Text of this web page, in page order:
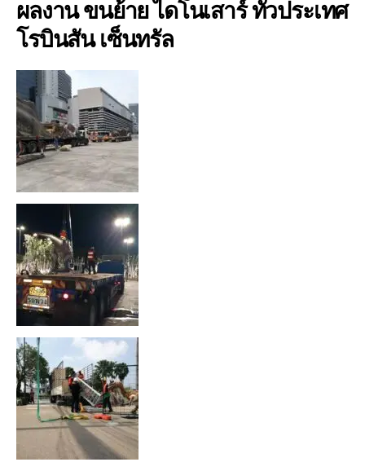
ผลงาน ขนย้าย ไดโนเสาร์ ทั่วประเทศ
โรบินสัน เซ็นทรัล